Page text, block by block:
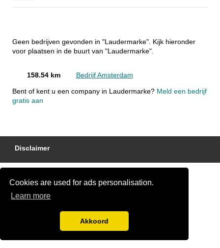
Cookies are used for ads personalisation.
Learn more
Akkoord
Geen bedrijven gevonden in "Laudermarke". Kijk hieronder
voor plaatsen in de buurt van "Laudermarke".
158.54 km Bedrijf Amsterdam
Bent of kent u een company in Laudermarke? Meld een bedrijf
gratis aan
Disclaimer